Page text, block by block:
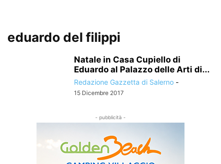
eduardo del filippi
Natale in Casa Cupiello di
Eduardo al Palazzo delle Arti di...
Redazione Gazzetta di Salerno -
15 Dicembre 2017
- pubblicità -